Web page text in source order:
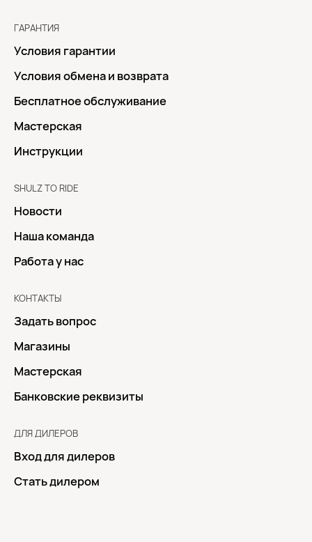
ГАРАНТИЯ
Условия гарантии
Условия обмена и возврата
Бесплатное обслуживание
Мастерская
Инструкции
SHULZ TO RIDE
Новости
Наша команда
Работа у нас
КОНТАКТЫ
Задать вопрос
Магазины
Мастерская
Банковские реквизиты
ДЛЯ ДИЛЕРОВ
Вход для дилеров
Стать дилером